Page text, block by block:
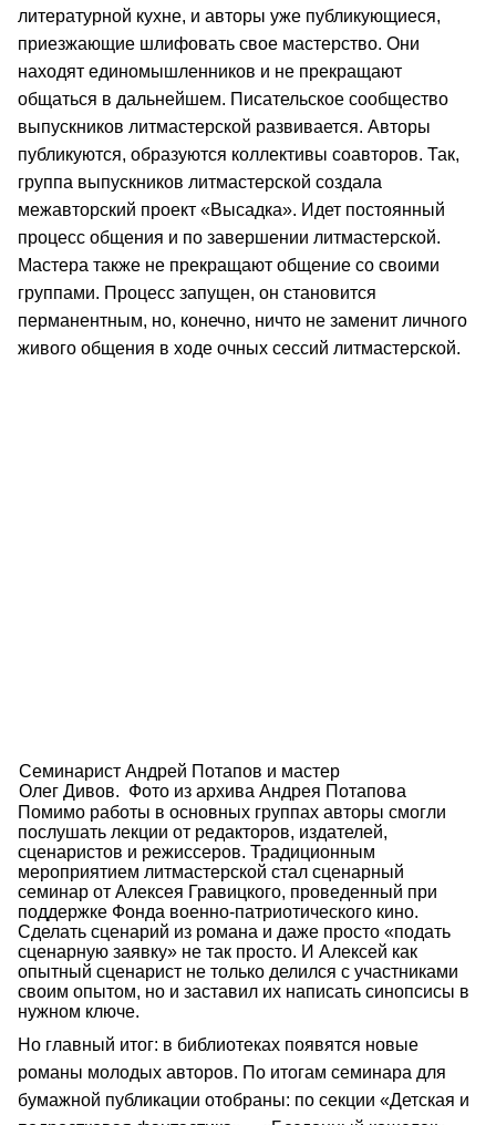
литературной кухне, и авторы уже публикующиеся,
приезжающие шлифовать свое мастерство. Они
находят единомышленников и не прекращают
общаться в дальнейшем. Писательское сообщество
выпускников литмастерской развивается. Авторы
публикуются, образуются коллективы соавторов. Так,
группа выпускников литмастерской создала
межавторский проект «Высадка». Идет постоянный
процесс общения и по завершении литмастерской.
Мастера также не прекращают общение со своими
группами. Процесс запущен, он становится
перманентным, но, конечно, ничто не заменит личного
живого общения в ходе очных сессий литмастерской.
Семинарист Андрей Потапов и мастер
Олег Дивов. Фото из архива Андрея Потапова
Помимо работы в основных группах авторы смогли
послушать лекции от редакторов, издателей,
сценаристов и режиссеров. Традиционным
мероприятием литмастерской стал сценарный
семинар от Алексея Гравицкого, проведенный при
поддержке Фонда военно-патриотического кино.
Сделать сценарий из романа и даже просто «подать
сценарную заявку» не так просто. И Алексей как
опытный сценарист не только делился с участниками
своим опытом, но и заставил их написать синопсисы в
нужном ключе.
Но главный итог: в библиотеках появятся новые
романы молодых авторов. По итогам семинара для
бумажной публикации отобраны: по секции «Детская и